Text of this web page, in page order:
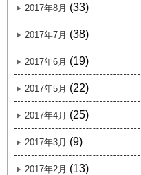
2017年8月 (33)
2017年7月 (38)
2017年6月 (19)
2017年5月 (22)
2017年4月 (25)
2017年3月 (9)
2017年2月 (13)